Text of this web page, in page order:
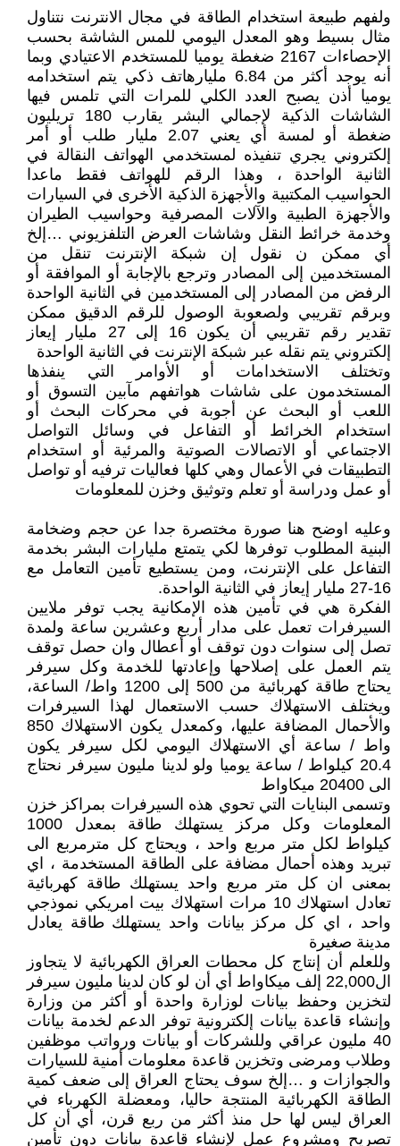
ولفهم طبيعة استخدام الطاقة في مجال الانترنت نتناول
مثال بسيط وهو المعدل اليومي للمس الشاشة بحسب
الإحصاءات 2167 ضغطة يوميا للمستخدم الاعتيادي وبما
أنه يوجد أكثر من 6.84 مليارهاتف ذكي يتم استخدامه
يوميا أذن يصبح العدد الكلي للمرات التي تلمس فيها
الشاشات الذكية لإجمالي البشر يقارب 180 تريليون
ضغطة أو لمسة أي يعني 2.07 مليار طلب أو أمر
إلكتروني يجري تنفيذه لمستخدمي الهواتف النقالة في
الثانية الواحدة ، وهذا الرقم للهواتف فقط ماعدا
الحواسيب المكتبية والأجهزة الذكية الأخرى في السيارات
والأجهزة الطبية والآلات المصرفية وحواسيب الطيران
وخدمة خرائط النقل وشاشات العرض التلفزيوني …إلخ
أي ممكن ن نقول إن شبكة الإنترنت تنقل من
المستخدمين إلى المصادر وترجع بالإجابة أو الموافقة أو
الرفض من المصادر إلى المستخدمين في الثانية الواحدة
وبرقم تقريبي ولصعوبة الوصول للرقم الدقيق ممكن
تقدير رقم تقريبي أن يكون 16 إلى 27 مليار إيعاز
إلكتروني يتم نقله عبر شبكة الإنترنت في الثانية الواحدة
وتختلف الاستخدامات أو الأوامر التي ينفذها
المستخدمون على شاشات هواتفهم مآبين التسوق أو
اللعب أو البحث عن أجوبة في محركات البحث أو
استخدام الخرائط أو التفاعل في وسائل التواصل
الاجتماعي أو الاتصالات الصوتية والمرئية أو استخدام
التطبيقات في الأعمال وهي كلها فعاليات ترفيه أو تواصل
أو عمل ودراسة أو تعلم وتوثيق وخزن للمعلومات
وعليه اوضح هنا صورة مختصرة جدا عن حجم وضخامة
البنية المطلوب توفرها لكي يتمتع مليارات البشر بخدمة
التفاعل على الإنترنت، ومن يستطيع تأمين التعامل مع
16-27 مليار إيعاز في الثانية الواحدة.
الفكرة هي في تأمين هذه الإمكانية يجب توفر ملايين
السيرفرات تعمل على مدار أربع وعشرين ساعة ولمدة
تصل إلى سنوات دون توقف أو أعطال وان حصل توقف
يتم العمل على إصلاحها وإعادتها للخدمة وكل سيرفر
يحتاج طاقة كهربائية من 500 إلى 1200 واط/ الساعة،
ويختلف الاستهلاك حسب الاستعمال لهذا السيرفرات
والأحمال المضافة عليها، وكمعدل يكون الاستهلاك 850
واط / ساعة أي الاستهلاك اليومي لكل سيرفر يكون
20.4 كيلواط / ساعة يوميا ولو لدينا مليون سيرفر نحتاج
الى 20400 ميكاواط
وتسمى البنايات التي تحوي هذه السيرفرات بمراكز خزن
المعلومات وكل مركز يستهلك طاقة بمعدل 1000
كيلواط لكل متر مربع واحد ، ويحتاج كل مترمربع الى
تبريد وهذه أحمال مضافة على الطاقة المستخدمة ، اي
بمعنى ان كل متر مربع واحد يستهلك طاقة كهربائية
تعادل استهلاك 10 مرات استهلاك بيت امريكي نموذجي
واحد ، اي كل مركز بيانات واحد يستهلك طاقة يعادل
مدينة صغيرة
وللعلم أن إنتاج كل محطات العراق الكهربائية لا يتجاوز
ال22,000 إلف ميكاواط أي أن لو كان لدينا مليون سيرفر
لتخزين وحفظ بيانات لوزارة واحدة أو أكثر من وزارة
وإنشاء قاعدة بيانات إلكترونية توفر الدعم لخدمة بيانات
40 مليون عراقي وللشركات أو بيانات ورواتب موظفين
وطلاب ومرضى وتخزين قاعدة معلومات أمنية للسيارات
والجوازات و …إلخ سوف يحتاج العراق إلى ضعف كمية
الطاقة الكهربائية المنتجة حاليا، ومعضلة الكهرباء في
العراق ليس لها حل منذ أكثر من ربع قرن، أي أن كل
تصريح ومشروع عمل لإنشاء قاعدة بيانات دون تأمين